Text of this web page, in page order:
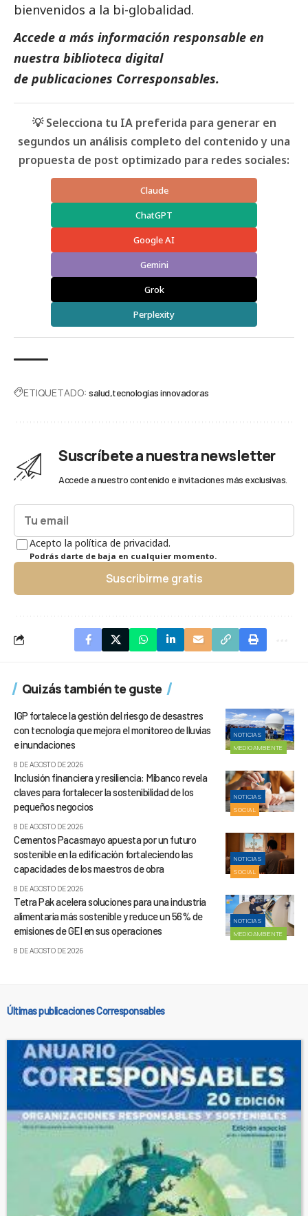
bienvenidos a la bi-globalidad.
Accede a más información responsable en
nuestra biblioteca digital
de publicaciones Corresponsables.
💡 Selecciona tu IA preferida para generar en
segundos un análisis completo del contenido y una
propuesta de post optimizado para redes sociales:
Claude
ChatGPT
Google AI
Gemini
Grok
Perplexity
ETIQUETADO: salud tecnologías innovadoras
Suscríbete a nuestra newsletter
Accede a nuestro contenido e invitaciones más exclusivas.
Acepto la política de privacidad.
Podrás darte de baja en cualquier momento.
Suscribirme gratis
Quizás también te guste
NOTICIAS
MEDIOAMBIENTE
IGP fortalece la gestión del riesgo de desastres
con tecnología que mejora el monitoreo de lluvias
e inundaciones
8 DE AGOSTO DE 2026
NOTICIAS
SOCIAL
Inclusión financiera y resiliencia: Mibanco revela
claves para fortalecer la sostenibilidad de los
pequeños negocios
8 DE AGOSTO DE 2026
NOTICIAS
SOCIAL
Cementos Pacasmayo apuesta por un futuro
sostenible en la edificación fortaleciendo las
capacidades de los maestros de obra
8 DE AGOSTO DE 2026
NOTICIAS
MEDIOAMBIENTE
Tetra Pak acelera soluciones para una industria
alimentaria más sostenible y reduce un 56% de
emisiones de GEI en sus operaciones
8 DE AGOSTO DE 2026
Últimas publicaciones Corresponsables